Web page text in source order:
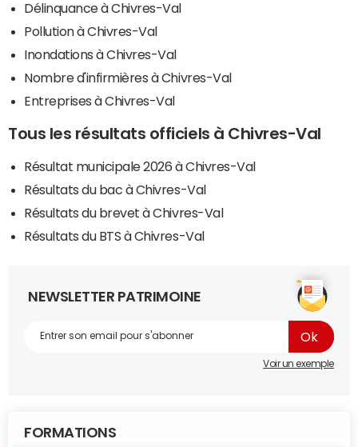
Délinquance à Chivres-Val
Pollution à Chivres-Val
Inondations à Chivres-Val
Nombre d'infirmières à Chivres-Val
Entreprises à Chivres-Val
Tous les résultats officiels à Chivres-Val
Résultat municipale 2026 à Chivres-Val
Résultats du bac à Chivres-Val
Résultats du brevet à Chivres-Val
Résultats du BTS à Chivres-Val
NEWSLETTER PATRIMOINE
Voir un exemple
FORMATIONS